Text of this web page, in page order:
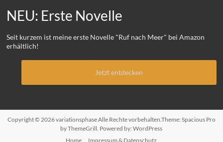
NEU: Erste Novelle
Seit kurzem ist meine erste Novelle "Ruf nach Meer" bei Amazon
erhältlich!
Jetzt entdecken
Copyright © 2026variationsphaseAlle Rechte vorbehalten.Theme: Spacious Pro
by ThemeGrill. Powered by:WordPress
Home
Impressum & Datenschutz